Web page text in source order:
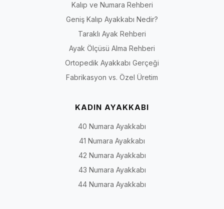
Kalıp ve Numara Rehberi
Geniş Kalıp Ayakkabı Nedir?
Taraklı Ayak Rehberi
Ayak Ölçüsü Alma Rehberi
Ortopedik Ayakkabı Gerçeği
Fabrikasyon vs. Özel Üretim
KADIN AYAKKABI
40 Numara Ayakkabı
41 Numara Ayakkabı
42 Numara Ayakkabı
43 Numara Ayakkabı
44 Numara Ayakkabı